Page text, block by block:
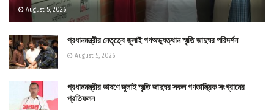
August 5, 2026
প্রধানমন্ত্রীর নেতৃত্বে জুলাই গণঅভ্যুত্থান স্মৃতি জাদুঘর পরিদর্শন
August 5, 2026
প্রধানমন্ত্রীর ভাষণে জুলাই স্মৃতি জাদুঘর সকল গণতান্ত্রিক সংগ্রামের
প্রতিফলন